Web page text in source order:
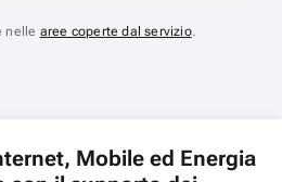
nelle aree coperte dal servizio.
Mobile ed Energia